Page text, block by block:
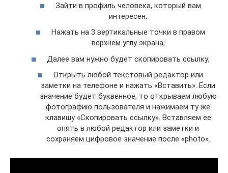
Зайти в профиль человека, который вам
интересен;
Нажать на 3 вертикальные точки в правом
верхнем углу экрана;
Далее вам нужно будет скопировать ссылку;
Открыть любой текстовый редактор или
заметки на телефоне и нажать «Вставить». Если
значение будет буквенное, то открываем любую
фотографию пользователя и нажимаем ту же
клавишу «Скопировать ссылку». Вставляем ее
опять в любой редактор или заметки и
сохраняем цифровое значение после «photo».